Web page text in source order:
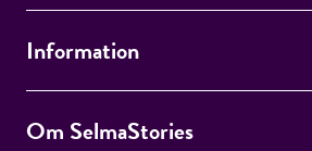
Information
Om SelmaStories